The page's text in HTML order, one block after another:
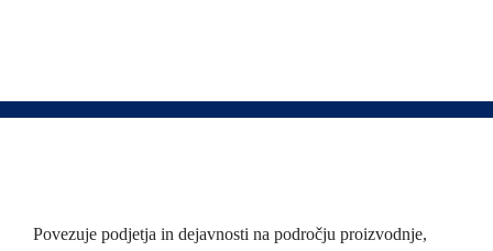
Povezuje podjetja in dejavnosti na področju proizvodnje,